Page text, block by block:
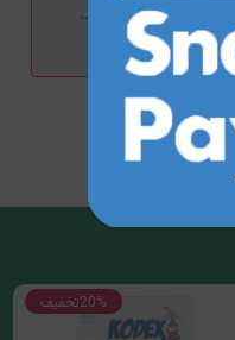
انتهای آن باقی بماند.
20%تخفیف